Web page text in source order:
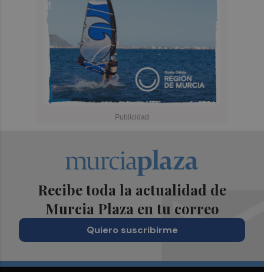
Recibe toda la actualidad de
Murcia Plaza en tu correo
Quiero suscribirme